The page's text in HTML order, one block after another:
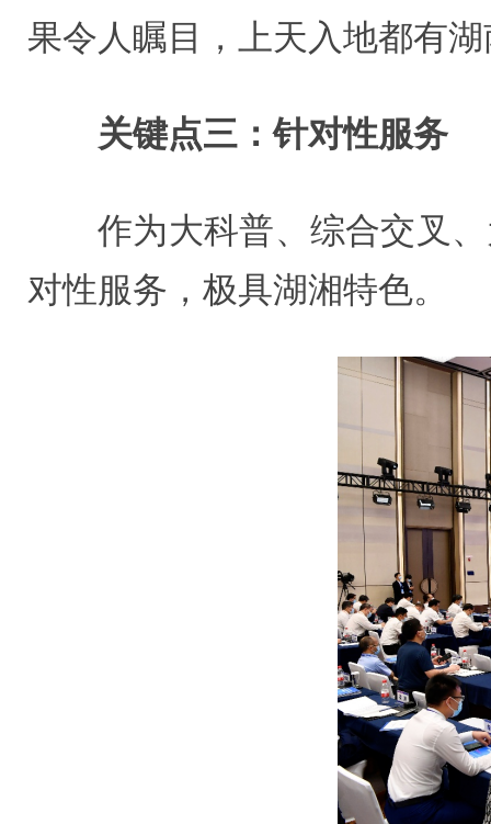
果令人瞩目，上天入地都有
关键点三：针对性服务
作为大科普、综合交叉
对性服务，极具湖湘特色。